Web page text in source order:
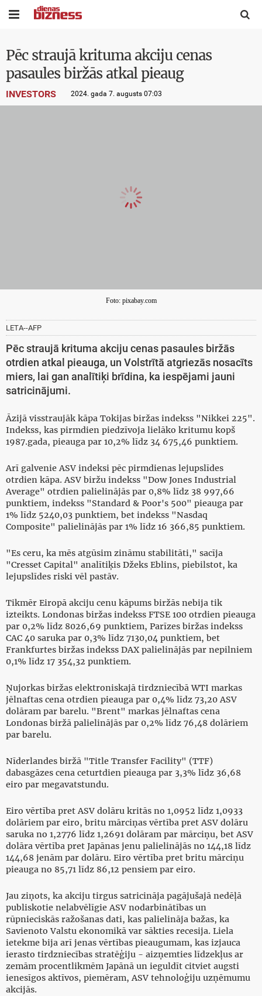
 
Pēc straujā krituma akciju cenas
pasaules biržās atkal pieaug
INVESTORS 2024. gada 7. augusts 07:03
Foto: pixabay.com
LETA--AFP
Pēc straujā krituma akciju cenas pasaules biržās
otrdien atkal pieauga, un Volstrītā atgriezās nosacīts
miers, lai gan analītiķi brīdina, ka iespējami jauni
satricinājumi.
Āzijā visstraujāk kāpa Tokijas biržas indekss "Nikkei 225".
Indekss, kas pirmdien piedzīvoja lielāko kritumu kopš
1987.gada, pieauga par 10,2% līdz 34 675,46 punktiem.
Arī galvenie ASV indeksi pēc pirmdienas lejupslīdes
otrdien kāpa. ASV biržu indekss "Dow Jones Industrial
Average" otrdien palielinājās par 0,8% līdz 38 997,66
punktiem, indekss "Standard & Poor's 500" pieauga par
1% līdz 5240,03 punktiem, bet indekss "Nasdaq
Composite" palielinājās par 1% līdz 16 366,85 punktiem.
"Es ceru, ka mēs atgūsim zināmu stabilitāti," sacīja
"Cresset Capital" analītiķis Džeks Eblins, piebilstot, ka
lejupslīdes riski vēl pastāv.
Tikmēr Eiropā akciju cenu kāpums biržās nebija tik
izteikts. Londonas biržas indekss FTSE 100 otrdien pieauga
par 0,2% līdz 8026,69 punktiem, Parīzes biržas indekss
CAC 40 saruka par 0,3% līdz 7130,04 punktiem, bet
Frankfurtes biržas indekss DAX palielinājās par nepilniem
0,1% līdz 17 354,32 punktiem.
Ņujorkas biržas elektroniskajā tirdzniecībā WTI markas
jēlnaftas cena otrdien pieauga par 0,4% līdz 73,20 ASV
dolāram par barelu. "Brent" markas jēlnaftas cena
Londonas biržā palielinājās par 0,2% līdz 76,48 dolāriem
par barelu.
Nīderlandes biržā "Title Transfer Facility" (TTF)
dabasgāzes cena ceturtdien pieauga par 3,3% līdz 36,68
eiro par megavatstundu.
Eiro vērtība pret ASV dolāru kritās no 1,0952 līdz 1,0933
dolāriem par eiro, britu mārciņas vērtība pret ASV dolāru
saruka no 1,2776 līdz 1,2691 dolāram par mārciņu, bet ASV
dolāra vērtība pret Japānas jenu palielinājās no 144,18 līdz
144,68 jenām par dolāru. Eiro vērtība pret britu mārciņu
pieauga no 85,71 līdz 86,12 pensiem par eiro.
Jau ziņots, ka akciju tirgus satricināja pagājušajā nedēļā
publiskotie nelabvēlīgie ASV nodarbinātības un
rūpnieciskās ražošanas dati, kas palielināja bažas, ka
Savienoto Valstu ekonomikā var sākties recesija. Liela
ietekme bija arī jenas vērtības pieaugumam, kas izjauca
ierasto tirdzniecības stratēģiju - aizņemties līdzekļus ar
zemām procentlikmēm Japānā un ieguldīt citviet augsti
ienesīgos aktīvos, piemēram, ASV tehnoloģiju uzņēmumu
akcijās.